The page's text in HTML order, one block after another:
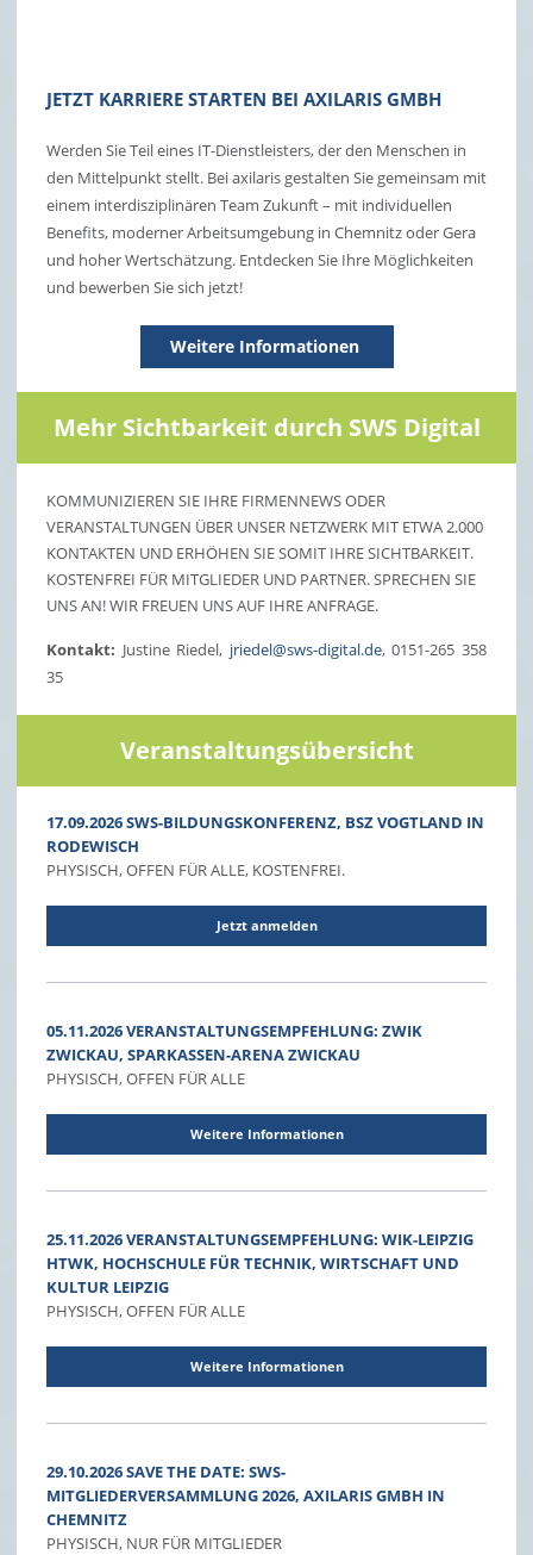
JETZT KARRIERE STARTEN BEI AXILARIS GMBH
Werden Sie Teil eines IT-Dienstleisters, der den Menschen in
den Mittelpunkt stellt. Bei axilaris gestalten Sie gemeinsam mit
einem interdisziplinären Team Zukunft – mit individuellen
Benefits, moderner Arbeitsumgebung in Chemnitz oder Gera
und hoher Wertschätzung. Entdecken Sie Ihre Möglichkeiten
und bewerben Sie sich jetzt!
Weitere Informationen
Mehr Sichtbarkeit durch SWS Digital
KOMMUNIZIEREN SIE IHRE FIRMENNEWS ODER
VERANSTALTUNGEN ÜBER UNSER NETZWERK MIT ETWA 2.000
KONTAKTEN UND ERHÖHEN SIE SOMIT IHRE SICHTBARKEIT.
KOSTENFREI FÜR MITGLIEDER UND PARTNER. SPRECHEN SIE
UNS AN! WIR FREUEN UNS AUF IHRE ANFRAGE.
Kontakt: Justine Riedel, jriedel@sws-digital.de, 0151-265 358
35
Veranstaltungsübersicht
17.09.2026 SWS-BILDUNGSKONFERENZ, BSZ VOGTLAND IN
RODEWISCH
PHYSISCH, OFFEN FÜR ALLE, KOSTENFREI.
Jetzt anmelden
05.11.2026 VERANSTALTUNGSEMPFEHLUNG: ZWIK
ZWICKAU, SPARKASSEN-ARENA ZWICKAU
PHYSISCH, OFFEN FÜR ALLE
Weitere Informationen
25.11.2026 VERANSTALTUNGSEMPFEHLUNG: WIK-LEIPZIG
HTWK, HOCHSCHULE FÜR TECHNIK, WIRTSCHAFT UND
KULTUR LEIPZIG
PHYSISCH, OFFEN FÜR ALLE
Weitere Informationen
29.10.2026 SAVE THE DATE: SWS-
MITGLIEDERVERSAMMLUNG 2026, AXILARIS GMBH IN
CHEMNITZ
PHYSISCH, NUR FÜR MITGLIEDER